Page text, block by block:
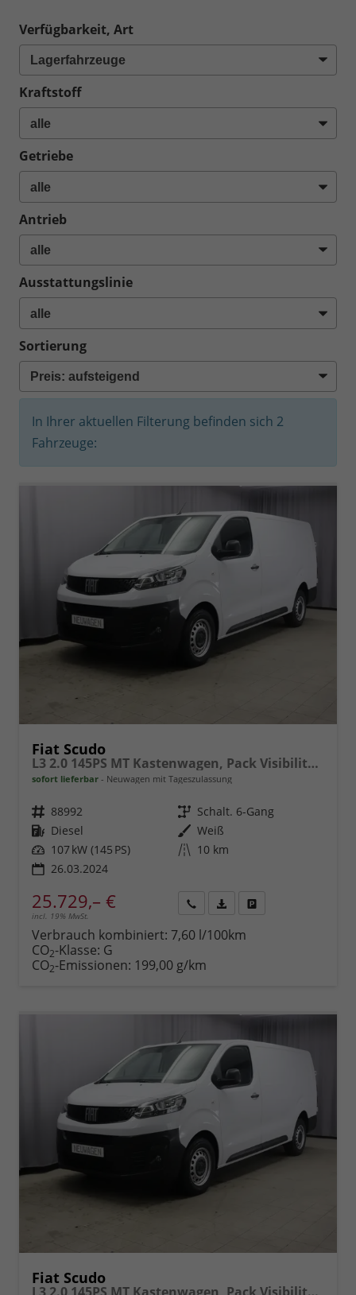
Verfügbarkeit, Art
Kraftstoff
Getriebe
Antrieb
Ausstattungslinie
Sortierung
In Ihrer aktuellen Filterung befinden sich 2
Fahrzeuge:
Fiat Scudo
L3 2.0 145PS MT Kastenwagen, Pack Visibility, Klimaanlage, Heckflügeltüren, Radio DAB, Einparkhilfe hinten, Berganfahrhilfe, vollwertiges Ersatzrad, Nebelscheinwerfer, 16" Stahlfelgen, uvm.
sofort lieferbar Neuwagen mit Tageszulassung
Fahrzeugnr. 88992 Getriebe Schalt. 6-Gang
Kraftstoff Diesel Außenfarbe Weiß
Leistung 107 kW (145 PS) Kilometerstand 10 km
26.03.2024
25.729,– €
incl. 19% MwSt.
anfordern
Datei,
Verbrauch kombiniert: 7,60 l/100km
CO2-Klasse: G
CO2-Emissionen: 199,00 g/km
Fiat Scudo